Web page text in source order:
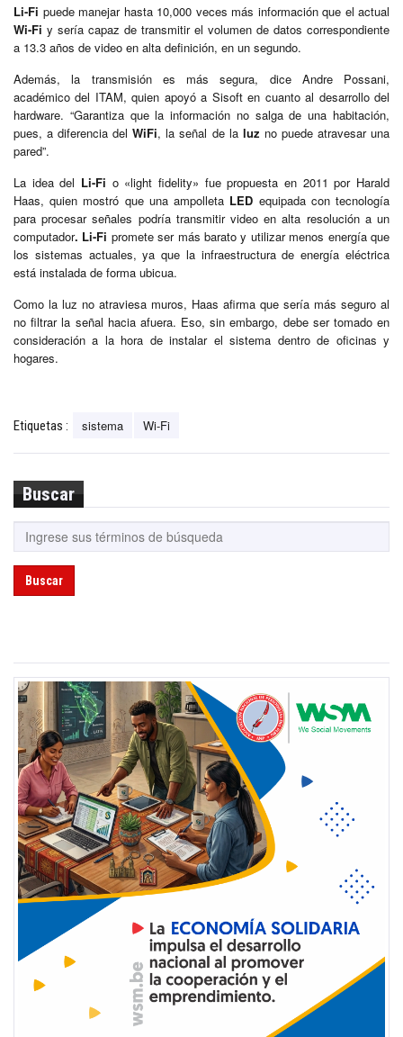
Li-Fi puede manejar hasta 10,000 veces más información que el actual
Wi-Fi y sería capaz de transmitir el volumen de datos correspondiente
a 13.3 años de video en alta definición, en un segundo.
Además, la transmisión es más segura, dice Andre Possani,
académico del ITAM, quien apoyó a Sisoft en cuanto al desarrollo del
hardware. “Garantiza que la información no salga de una habitación,
pues, a diferencia delWiFi, la señal de la luz no puede atravesar una
pared”.
La idea del Li-Fi o «light fidelity» fue propuesta en 2011 por Harald
Haas, quien mostró que una ampolleta LED equipada con tecnología
para procesar señales podría transmitir video en alta resolución a un
computador. Li-Fi promete ser más barato y utilizar menos energía que
los sistemas actuales, ya que la infraestructura de energía eléctrica
está instalada de forma ubicua.
Como la luz no atraviesa muros, Haas afirma que sería más seguro al
no filtrar la señal hacia afuera. Eso, sin embargo, debe ser tomado en
consideración a la hora de instalar el sistema dentro de oficinas y
hogares.
Etiquetas : sistema Wi-Fi
Buscar
Buscar